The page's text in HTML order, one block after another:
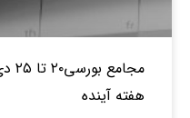
هفته آینده